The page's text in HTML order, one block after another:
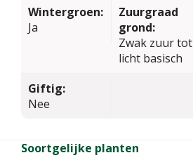
Wintergroen:
Ja
Zuurgraad
grond:
Zwak zuur tot
licht basisch
Giftig:
Nee
Soortgelijke planten